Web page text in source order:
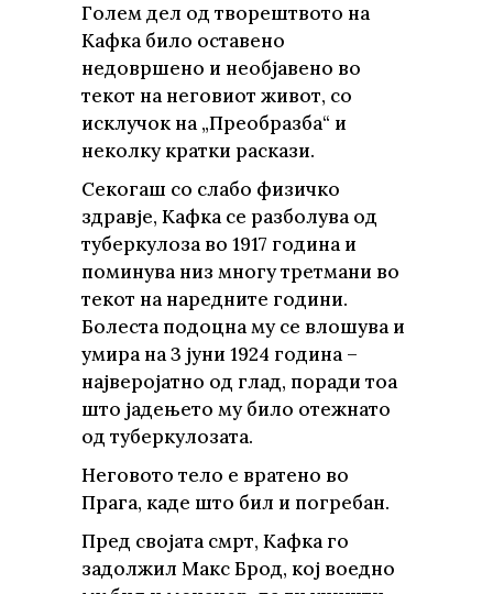
Голем дел од творештвото на
Кафка било оставено
недовршено и необјавено во
текот на неговиот живот, со
исклучок на „Преобразба“ и
неколку кратки раскази.
Секогаш со слабо физичко
здравје, Кафка се разболува од
туберкулоза во 1917 година и
поминува низ многу третмани во
текот на наредните години.
Болеста подоцна му се влошува и
умира на 3 јуни 1924 година –
најверојатно од глад, поради тоа
што јадењето му било отежнато
од туберкулозата.
Неговото тело е вратено во
Прага, каде што бил и погребан.
Пред својата смрт, Кафка го
задолжил Макс Брод, кој воедно